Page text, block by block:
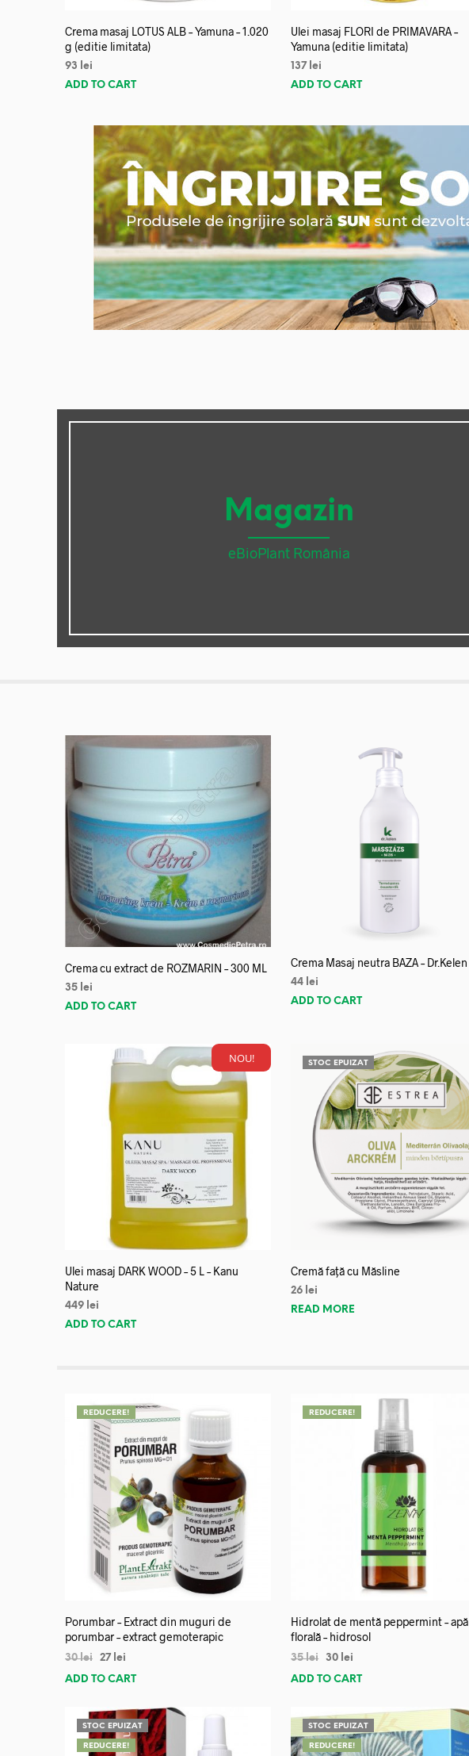
Crema masaj LOTUS ALB – Yamuna – 1.020
g (editie limitata)
93
lei
ADD TO CART
Ulei masaj FLORI de PRIMAVARA –
Yamuna (editie limitata)
137 lei
ADD TO CART
Magazin
eBioPlant România
Crema cu extract de ROZMARIN – 300 ML
35 lei
ADD TO CART
Crema Masaj neutra BAZA – Dr.Kelen
44 lei
ADD TO CART
NOU!
Ulei masaj DARK WOOD – 5 L – Kanu
Nature
449 lei
ADD TO CART
STOC EPUIZAT
Cremă față cu Măsline
26 lei
READ MORE
REDUCERE!
Porumbar – Extract din muguri de
porumbar – extract gemoterapic
30lei 27 lei
ADD TO CART
REDUCERE!
Hidrolat de mentă peppermint – apă
florală – hidrosol
35lei 30 lei
ADD TO CART
STOC EPUIZAT
REDUCERE!
STOC EPUIZAT
REDUCERE!